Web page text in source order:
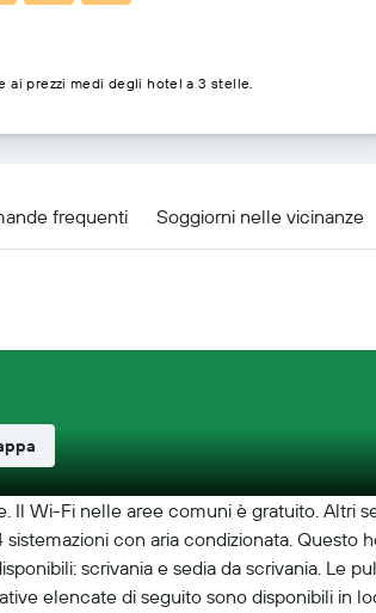
frequenti Soggiorni nelle vicinanze
Wi-Fi nelle aree comuni è gratuito. Altri
con aria condizionata. Questo
scrivania e sedia da scrivania. Le
elencate di seguito sono disponibili in
ai prezzi medi degli hotel a 3 stelle.